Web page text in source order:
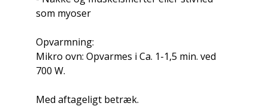
som myoser
Opvarmning:
Mikro ovn: Opvarmes i Ca. 1-1,5 min. ved
700 W.
Med aftageligt betræk.